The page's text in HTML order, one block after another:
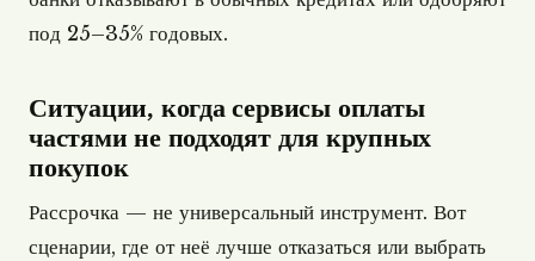
под 25–35% годовых.
Ситуации, когда сервисы оплаты
частями не подходят для крупных
покупок
Рассрочка — не универсальный инструмент. Вот
сценарии, где от неё лучше отказаться или выбрать